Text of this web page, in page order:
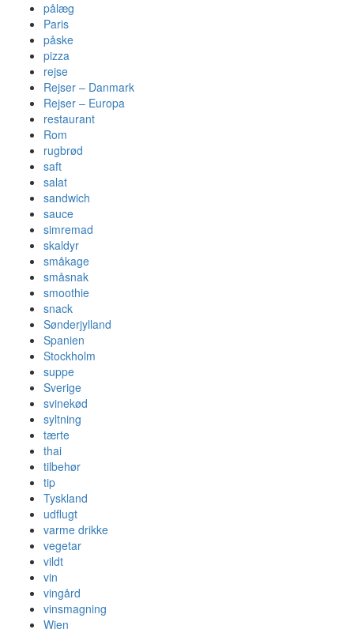
pålæg
Paris
påske
pizza
rejse
Rejser – Danmark
Rejser – Europa
restaurant
Rom
rugbrød
saft
salat
sandwich
sauce
simremad
skaldyr
småkage
småsnak
smoothie
snack
Sønderjylland
Spanien
Stockholm
suppe
Sverige
svinekød
syltning
tærte
thai
tilbehør
tip
Tyskland
udflugt
varme drikke
vegetar
vildt
vin
vingård
vinsmagning
Wien